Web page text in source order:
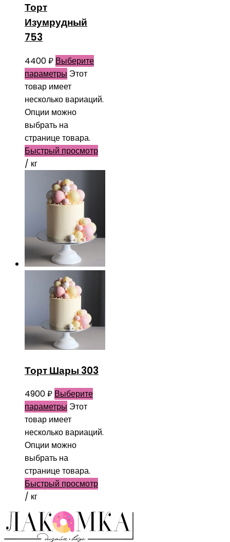
Торт
Изумрудный
753
4400₽ Выберите
параметры Этот
товар имеет
несколько вариаций.
Опции можно
выбрать на
странице товара.
Быстрый просмотр
/ кг
Торт Шары 303
4900₽ Выберите
параметры Этот
товар имеет
несколько вариаций.
Опции можно
выбрать на
странице товара.
Быстрый просмотр
/ кг